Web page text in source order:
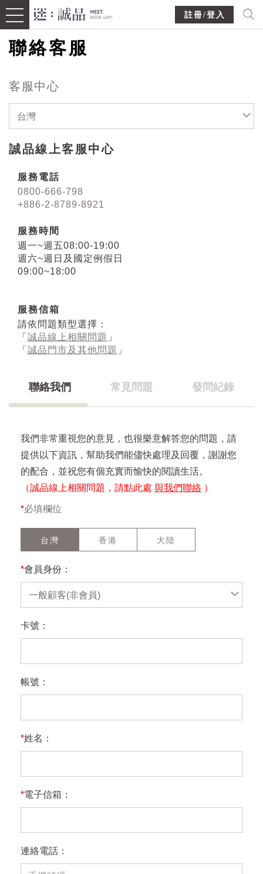
註冊/登入
聯絡客服
客服中心
台灣
誠品線上客服中心
服務電話
0800-666-798
+886-2-8789-8921
服務時間
週一~週五08:00-19:00
週六~週日及國定例假日
09:00~18:00
服務信箱
請依問題類型選擇：
「 誠品線上相關問題 」
「 誠品門市及其他問題 」
聯絡我們 常見問題 發問紀錄
我們非常重視您的意見，也很樂意解答您的問題，請
提供以下資訊，幫助我們能儘快處理及回覆，謝謝您
的配合，並祝您有個充實而愉快的閱讀生活。
（誠品線上相關問題，請點此處 與我們聯絡 ）
*必填欄位
台灣 香港 大陸
*會員身份：
一般顧客(非會員)
卡號：
帳號：
*姓名：
*電子信箱：
連絡電話：